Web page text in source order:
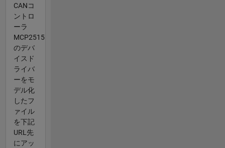
CANコ
ントロ
ーラ
MCP2515
のデバ
イスド
ライバ
ーをモ
デル化
したフ
ァイル
を下記
URL先
にアッ